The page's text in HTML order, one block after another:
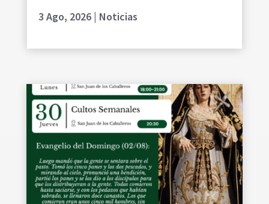
3 Ago, 2026| Noticias